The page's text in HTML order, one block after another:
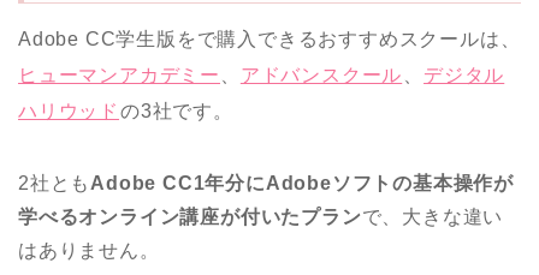
Adobe CC学生版をで購入できるおすすめスクールは、
ヒューマンアカデミー
アドバンスクール
デジタル
ハリウッド の3社です。
2社とも Adobe CC1年分にAdobeソフトの基本操作が
学べるオンライン講座が付いたプランで、大きな違い
はありません。